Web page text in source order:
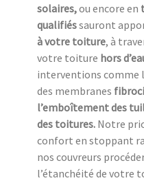
solaires,ou encore en
qualifiéssauront
à votre toiture, à
votre toiture hors
interventions comme
des membranes
l’emboîtement des
des toitures. Notre
confort en stoppant
nos couvreurs
l’étanchéité de votre